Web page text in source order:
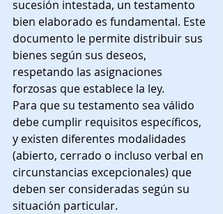
sucesión intestada, un testamento
bien elaborado es fundamental. Este
documento le permite distribuir sus
bienes según sus deseos,
respetando las asignaciones
forzosas que establece la ley.
Para que su testamento sea válido
debe cumplir requisitos específicos,
y existen diferentes modalidades
(abierto, cerrado o incluso verbal en
circunstancias excepcionales) que
deben ser consideradas según su
situación particular.